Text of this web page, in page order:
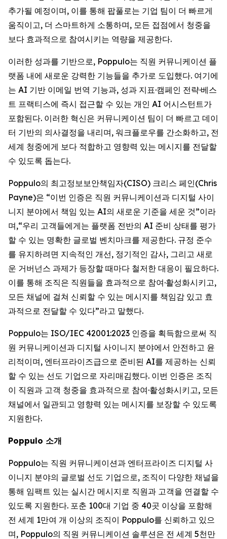
추가될 예정이며, 이를 통해 팝풀로는 기업 팀이 더 빠르게
움직이고, 더 스마트하게 소통하며, 모든 접점에서 청중을
보다 효과적으로 참여시키는 역량을 제공한다.
이러한 성과를 기반으로, Poppulo는 직원 커뮤니케이션 플
랫폼 내에 새로운 강력한 기능들을 추가로 도입했다. 여기에
는 AI 기반 이메일 번역 기능과, 성과 지표·캠페인 전략·베스
트 프랙티스에 즉시 접근할 수 있는 개인 AI 어시스턴트가
포함된다. 이러한 혁신은 커뮤니케이션 팀이 더 빠르고 데이
터 기반의 의사결정을 내리며, 워크플로우를 간소화하고, 전
세계 청중에게 보다 적합하고 영향력 있는 메시지를 전달할
수 있도록 돕는다.
Poppulo의 최고정보보안책임자(CISO) 크리스 페인(Chris
Payne)은 “이번 인증은 직원 커뮤니케이션과 디지털 사이
니지 분야에서 책임 있는 AI의 새로운 기준을 세운 것”이라
며,“우리 고객들에게는 플랫폼 전반의 AI 준비 상태를 평가
할 수 있는 명확한 글로벌 벤치마크를 제공한다. 규정 준수
를 유지하려면 지속적인 개선, 정기적인 감사, 그리고 새로
운 거버넌스 과제가 등장할 때마다 철저한 대응이 필요하다.
이를 통해 조직은 직원들을 효과적으로 참여·활성화시키고,
모든 채널에 걸쳐 신뢰할 수 있는 메시지를 책임감 있고 효
과적으로 전달할 수 있다”라고 말했다.
Poppulo는 ISO/IEC 42001:2023 인증을 획득함으로써 직
원 커뮤니케이션과 디지털 사이니지 분야에서 안전하고 윤
리적이며, 엔터프라이즈급으로 준비된 AI를 제공하는 신뢰
할 수 있는 선도 기업으로 자리매김했다. 이번 인증은 조직
이 직원과 고객 청중을 효과적으로 참여·활성화시키고, 모든
채널에서 일관되고 영향력 있는 메시지를 보장할 수 있도록
지원한다.
Poppulo 소개
Poppulo는 직원 커뮤니케이션과 엔터프라이즈 디지털 사
이니지 분야의 글로벌 선도 기업으로, 조직이 다양한 채널을
통해 임팩트 있는 실시간 메시지로 직원과 고객을 연결할 수
있도록 지원한다. 포춘 100대 기업 중 40곳 이상을 포함해
전 세계 1만여 개 이상의 조직이 Poppulo를 신뢰하고 있으
며, Poppulo의 직원 커뮤니케이션 솔루션은 전 세계 5천만